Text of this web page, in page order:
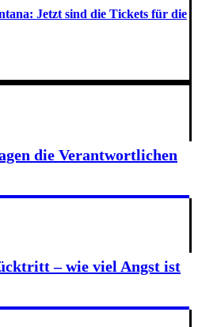
Jetzt sind die Tickets für die
die Verantwortlichen
– wie viel Angst ist